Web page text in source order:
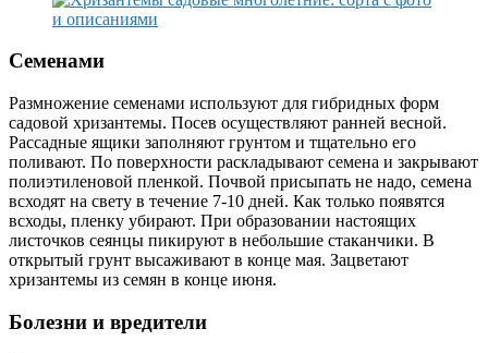
Семенами
Размножение семенами используют для гибридных форм
садовой хризантемы. Посев осуществляют ранней весной.
Рассадные ящики заполняют грунтом и тщательно его
поливают. По поверхности раскладывают семена и закрывают
полиэтиленовой пленкой. Почвой присыпать не надо, семена
всходят на свету в течение 7-10 дней. Как только появятся
всходы, пленку убирают. При образовании настоящих
листочков сеянцы пикируют в небольшие стаканчики. В
открытый грунт высаживают в конце мая. Зацветают
хризантемы из семян в конце июня.
Болезни и вредители